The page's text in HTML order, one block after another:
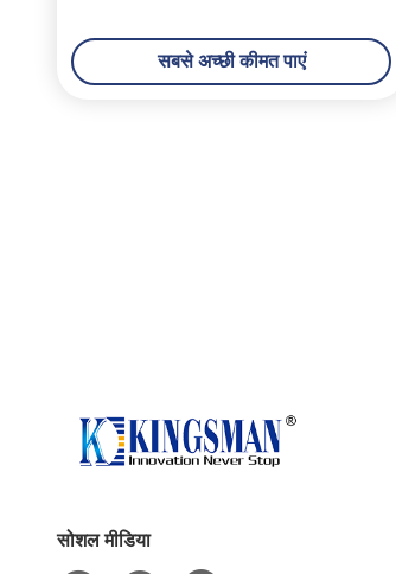
सबसे अच्छी कीमत पाएं
सोशल मीडिया